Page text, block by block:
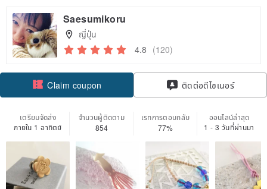
Saesumikoru
ญี่ปุ่น
4.8 (120)
Claim coupon
ติดตาม
ติดต่อดีไซเนอร์
เตรียมจัดส่ง
ภายใน 1 อาทิตย์
จำนวนผู้ติดตาม
854
เรทการตอบกลับ
77%
ออนไลน์ล่าสุด
1 - 3 วันที่ผ่านมา